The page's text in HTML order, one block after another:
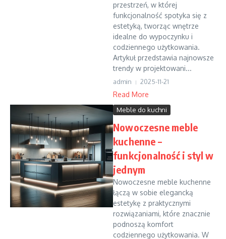
przestrzeń, w której
funkcjonalność spotyka się z
estetyką, tworząc wnętrze
idealne do wypoczynku i
codziennego użytkowania.
Artykuł przedstawia najnowsze
trendy w projektowani...
admin 2025-11-21
Read More
Meble do kuchni
Nowoczesne meble
kuchenne –
funkcjonalność i styl w
jednym
Nowoczesne meble kuchenne
łączą w sobie elegancką
estetykę z praktycznymi
rozwiązaniami, które znacznie
podnoszą komfort
codziennego użytkowania. W